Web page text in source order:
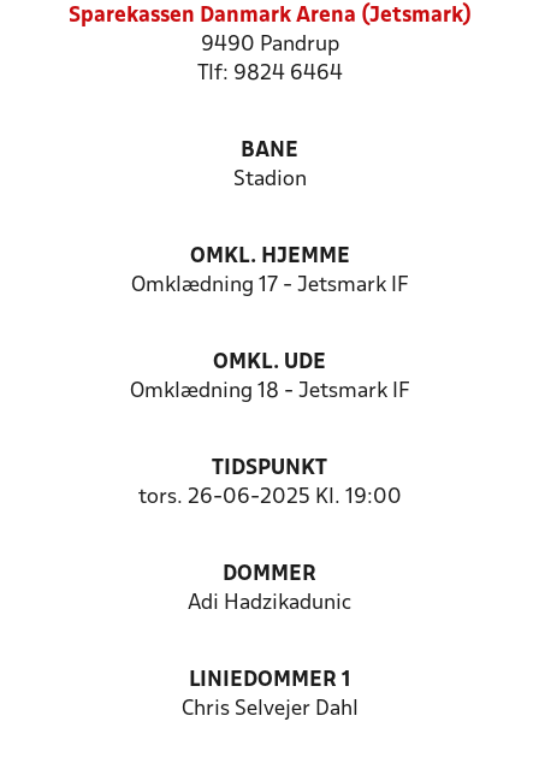
Sparekassen Danmark Arena (Jetsmark)
9490 Pandrup
Tlf: 9824 6464
BANE
Stadion
OMKL. HJEMME
Omklædning 17 - Jetsmark IF
OMKL. UDE
Omklædning 18 - Jetsmark IF
TIDSPUNKT
tors. 26-06-2025 Kl. 19:00
DOMMER
Adi Hadzikadunic
LINIEDOMMER 1
Chris Selvejer Dahl